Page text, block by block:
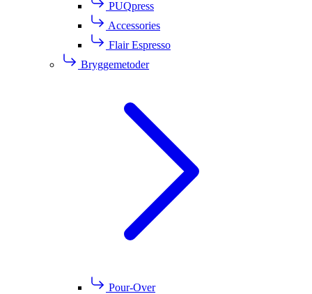
PUQpress
Accessories
Flair Espresso
Bryggemetoder
Pour-Over